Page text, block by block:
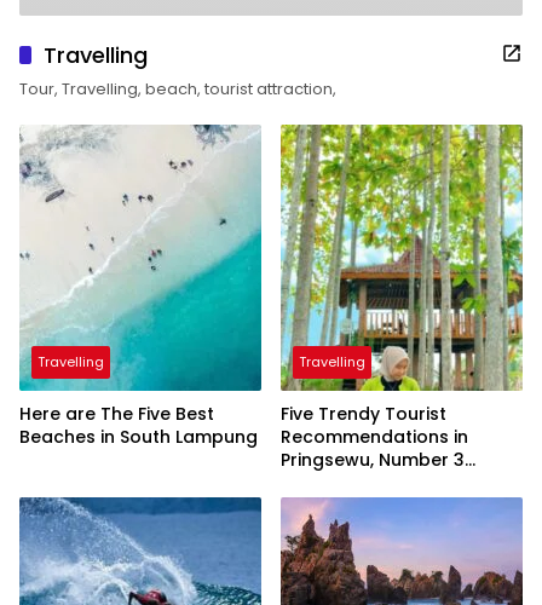
Travelling
Tour, Travelling, beach, tourist attraction,
Travelling
Here are The Five Best
Beaches in South Lampung
Travelling
Five Trendy Tourist
Recommendations in
Pringsewu, Number 3
President